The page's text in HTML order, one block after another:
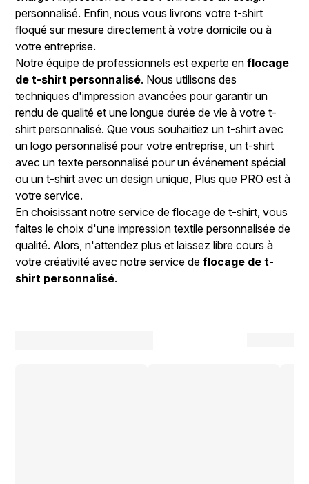
personnalisé. Enfin, nous vous livrons votre t-shirt
floqué sur mesure directement à votre domicile ou à
votre entreprise.
Notre équipe de professionnels est experte enflocage
de t-shirt personnalisé. Nous utilisons des
techniques d'impression avancées pour garantir un
rendu de qualité et une longue durée de vie à votre t-
shirt personnalisé. Que vous souhaitiez un t-shirt avec
un logo personnalisé pour votre entreprise, un t-shirt
avec un texte personnalisé pour un événement spécial
ou un t-shirt avec un design unique, Plus que PRO est à
votre service.
En choisissant notre service de flocage de t-shirt, vous
faites le choix d'une impression textile personnalisée de
qualité. Alors, n'attendez plus et laissez libre cours à
votre créativité avec notre service deflocage de t-
shirt personnalisé.